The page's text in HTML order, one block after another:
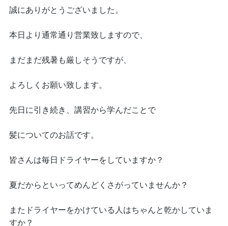
誠にありがとうございました。
本日より通常通り営業致しますので、
まだまだ残暑も厳しそうですが、
よろしくお願い致します。
先日に引き続き、講習から学んだことで
髪についてのお話です。
皆さんは毎日ドライヤーをしていますか？
夏だからといってめんどくさがっていませんか？
またドライヤーをかけている人はちゃんと乾かしていま
すか？